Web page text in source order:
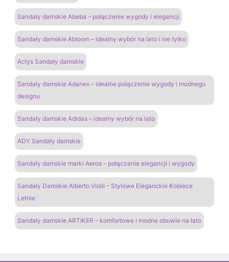
Sandały damskie Abeba – połączenie wygody i elegancji
Sandały damskie Abloom – idealny wybór na lato i nie tylko
Aclys Sandały damskie
Sandały damskie Adanex – idealne połączenie wygody i modnego
designu
Sandały damskie Adidas – idealny wybór na lato
ADY Sandały damskie
Sandały damskie marki Aeros – połączenie elegancji i wygody
Sandały Damskie Alberto Violli – Stylowe Eleganckie Kobiece
Letnie
Sandały damskie ARTIKER – komfortowe i modne obuwie na lato